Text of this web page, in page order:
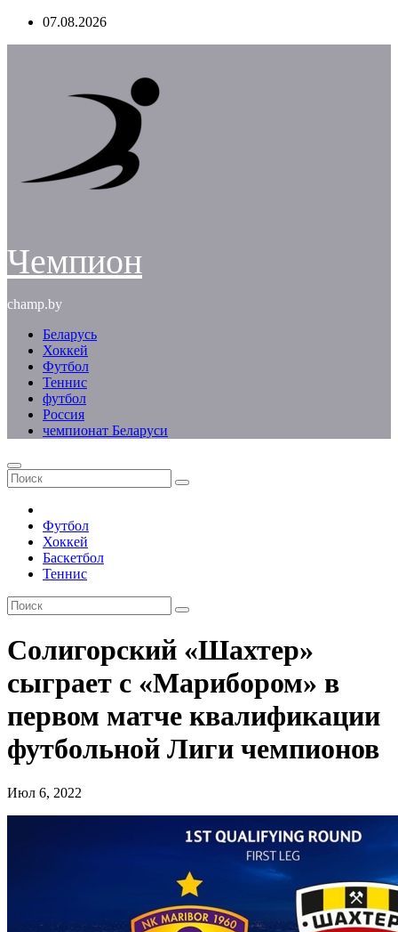
Перейти07.08.2026
Чемпион
champ.by
Беларусь
Хоккей
Футбол
Теннис
футбол
Россия
чемпионат Беларуси
Футбол
Хоккей
Баскетбол
Теннис
Солигорский «Шахтер»
сыграет с «Марибором» в
первом матче квалификации
футбольной Лиги чемпионов
Июл 6, 2022